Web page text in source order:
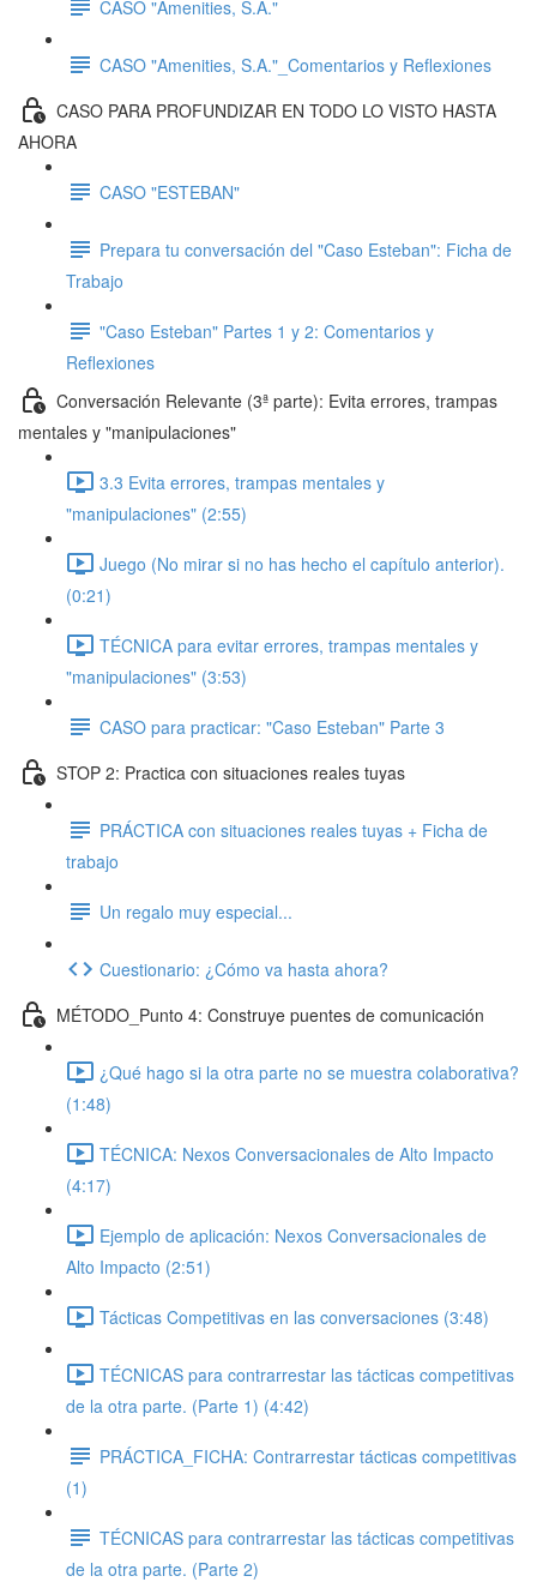
CASO "Amenities, S.A."
CASO "Amenities, S.A."_Comentarios y Reflexiones
CASO PARA PROFUNDIZAR EN TODO LO VISTO HASTA
AHORA
CASO "ESTEBAN"
Prepara tu conversación del "Caso Esteban": Ficha de
Trabajo
"Caso Esteban" Partes 1 y 2: Comentarios y
Reflexiones
Conversación Relevante (3ª parte): Evita errores, trampas
mentales y "manipulaciones"
3.3 Evita errores, trampas mentales y
"manipulaciones" (2:55)
Juego (No mirar si no has hecho el capítulo anterior).
(0:21)
TÉCNICA para evitar errores, trampas mentales y
"manipulaciones" (3:53)
CASO para practicar: "Caso Esteban" Parte 3
STOP 2: Practica con situaciones reales tuyas
PRÁCTICA con situaciones reales tuyas + Ficha de
trabajo
Un regalo muy especial...
Cuestionario: ¿Cómo va hasta ahora?
MÉTODO_Punto 4: Construye puentes de comunicación
¿Qué hago si la otra parte no se muestra colaborativa?
(1:48)
TÉCNICA: Nexos Conversacionales de Alto Impacto
(4:17)
Ejemplo de aplicación: Nexos Conversacionales de
Alto Impacto (2:51)
Tácticas Competitivas en las conversaciones (3:48)
TÉCNICAS para contrarrestar las tácticas competitivas
de la otra parte. (Parte 1) (4:42)
PRÁCTICA_FICHA: Contrarrestar tácticas competitivas
(1)
TÉCNICAS para contrarrestar las tácticas competitivas
de la otra parte. (Parte 2)